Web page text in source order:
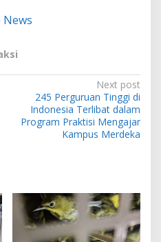
News
Next post
245 Perguruan Tinggi di
Indonesia Terlibat dalam
Program Praktisi Mengajar
Kampus Merdeka